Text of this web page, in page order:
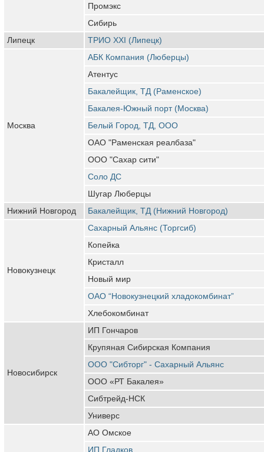
Промэкс
Сибирь
Липецк
ТРИО ХХI (Липецк)
Москва
АБК Компания (Люберцы)
Атентус
Бакалейщик, ТД (Раменское)
Бакалея-Южный порт (Москва)
Белый Город, ТД, ООО
ОАО "Раменская реалбаза"
ООО "Сахар сити"
Соло ДС
Шугар Люберцы
Нижний Новгород
Бакалейщик, ТД (Нижний Новгород)
Новокузнецк
Сахарный Альянс (Торгсиб)
Копейка
Кристалл
Новый мир
ОАО “Новокузнецкий хладокомбинат”
Хлебокомбинат
Новосибирск
ИП Гончаров
Крупяная Сибирская Компания
ООО "Сибторг" - Сахарный Альянс
ООО «РТ Бакалея»
Сибтрейд-НСК
Универс
АО Омское
ИП Гладков